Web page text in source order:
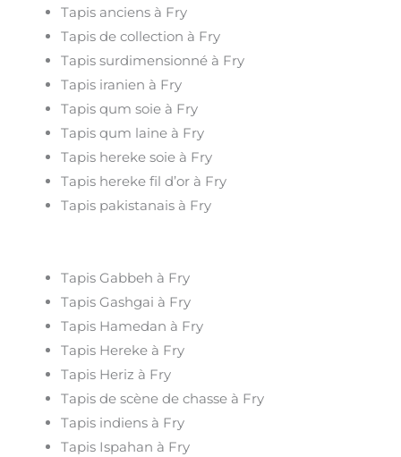
Tapis anciens à Fry
Tapis de collection à Fry
Tapis surdimensionné à Fry
Tapis iranien à Fry
Tapis qum soie à Fry
Tapis qum laine à Fry
Tapis hereke soie à Fry
Tapis hereke fil d’or à Fry
Tapis pakistanais à Fry
Tapis Gabbeh à Fry
Tapis Gashgai à Fry
Tapis Hamedan à Fry
Tapis Hereke à Fry
Tapis Heriz à Fry
Tapis de scène de chasse à Fry
Tapis indiens à Fry
Tapis Ispahan à Fry